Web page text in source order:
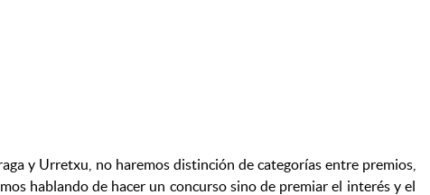
y Urretxu, no haremos distinción de categorías entre premios,
hablando de hacer un concurso sino de premiar el interés y el